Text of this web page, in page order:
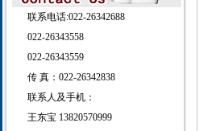
联系电话:022-26342688
022-26343558
022-26343559
传 真：022-26342838
联系人及手机：
王东宝 13820570999